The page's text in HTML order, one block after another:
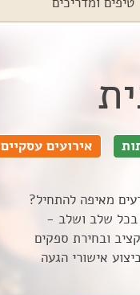
אירועים עסקיים
מאיפה להתחיל?
בכל שלב ושלב -
ובחירת ספקים
אישורי הגעה